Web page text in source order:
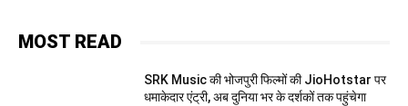
MOST READ
SRK Music की भोजपुरी फिल्मों की JioHotstar पर
धमाकेदार एंट्री, अब दुनिया भर के दर्शकों तक पहुंचेगा